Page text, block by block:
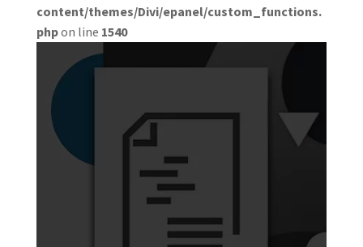
content/themes/Divi/epanel/custom_functions.
phpon line 1540